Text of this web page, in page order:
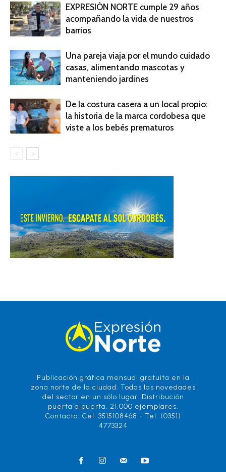
EXPRESIÓN NORTE cumple 29 años
acompañando la vida de nuestros
barrios
Una pareja viaja por el mundo cuidado
casas, alimentando mascotas y
manteniendo jardines
De la costura casera a un local propio:
la historia de la marca cordobesa que
viste a los bebés prematuros
Publicación gráfica mensual gratuita en la
zona norte de la ciudad. Todas las novedades
del sector en un sólo lugar. Distribución
puerta a puerta. 21.000 ejemplares.
Contacto: Cel. 3515108468 - Tel. (0351)
4773324